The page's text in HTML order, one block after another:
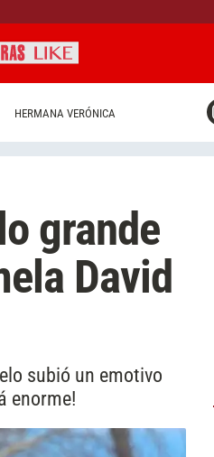
HERMANA VERÓNICA
grande
David
subió un emotivo
enorme!